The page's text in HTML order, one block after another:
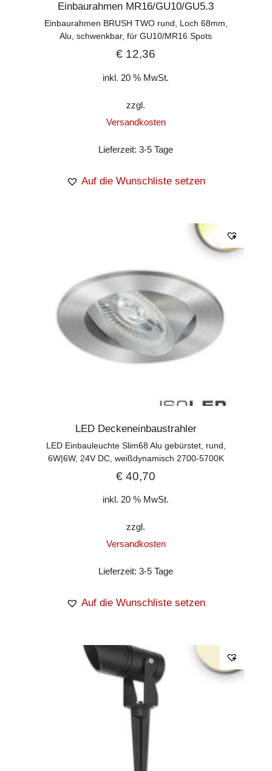
Einbaurahmen MR16/GU10/GU5.3
Einbaurahmen BRUSH TWO rund, Loch 68mm,
Alu, schwenkbar, für GU10/MR16 Spots
€ 12,36
inkl. 20 % MwSt.
zzgl.
Versandkosten
Lieferzeit:3-5 Tage
Auf die Wunschliste setzen
LED Deckeneinbaustrahler
LED Einbauleuchte Slim68 Alu gebürstet, rund,
6W|6W, 24V DC, weißdynamisch 2700-5700K
€ 40,70
inkl. 20 % MwSt.
zzgl.
Versandkosten
Lieferzeit:3-5 Tage
Auf die Wunschliste setzen